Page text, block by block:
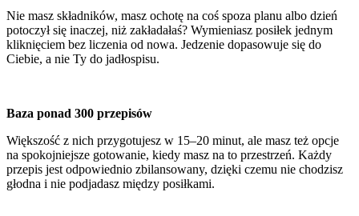
Nie masz składników, masz ochotę na coś spoza planu albo dzień
potoczył się inaczej, niż zakładałaś? Wymieniasz posiłek jednym
kliknięciem bez liczenia od nowa. Jedzenie dopasowuje się do
Ciebie, a nie Ty do jadłospisu.
Baza ponad 300 przepisów
Większość z nich przygotujesz w 15–20 minut, ale masz też opcje
na spokojniejsze gotowanie, kiedy masz na to przestrzeń. Każdy
przepis jest odpowiednio zbilansowany, dzięki czemu nie chodzisz
głodna i nie podjadasz między posiłkami.